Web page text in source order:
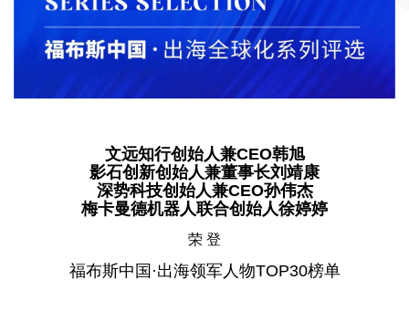
文远知行创始人兼CEO韩旭
影石创新创始人兼董事长刘靖康
深势科技创始人兼CEO孙伟杰
梅卡曼德机器人联合创始人徐婷婷
荣 登
福布斯中国·出海领军人物TOP30榜单